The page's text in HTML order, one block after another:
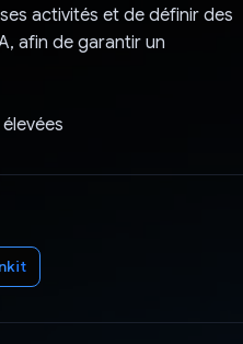
activités et de définir des
afin de garantir un